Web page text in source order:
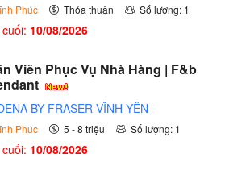
Phúc Thỏa thuận Số lượng: 1
10/08/2026
Viên Phục Vụ Nhà Hàng | F&b
BY FRASER VĨNH YÊN
Phúc 5 - 8 triệu Số lượng: 1
10/08/2026